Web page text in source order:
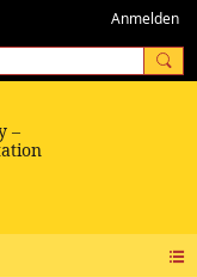
Anmelden